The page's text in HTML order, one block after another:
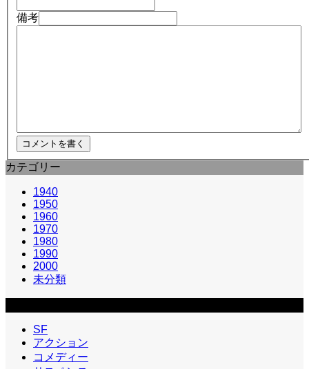
備考
カテゴリー
1940
1950
1960
1970
1980
1990
2000
未分類
SF
アクション
コメディー